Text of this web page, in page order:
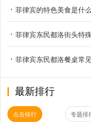
菲律宾的特色美食是什
菲律宾东民都洛街头特
菲律宾东民都洛餐桌常
最新排行
点击排行 专题排